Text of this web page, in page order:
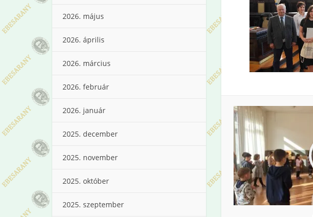
2026. május
2026. április
2026. március
2026. február
2026. január
2025. december
2025. november
2025. október
2025. szeptember